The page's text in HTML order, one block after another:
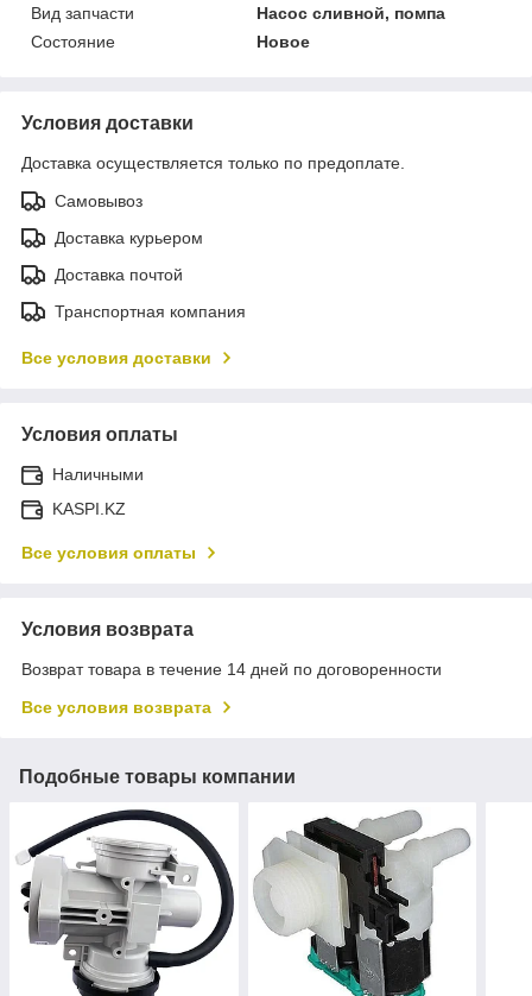
Вид запчасти
Насос сливной, помпа
Состояние
Новое
Условия доставки
Доставка осуществляется только по предоплате.
Самовывоз
Доставка курьером
Доставка почтой
Транспортная компания
Все условия доставки
Условия оплаты
Наличными
KASPI.KZ
Все условия оплаты
Условия возврата
Возврат товара в течение 14 дней по договоренности
Все условия возврата
Подобные товары компании